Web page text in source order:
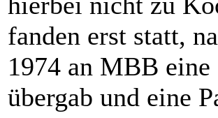
fanden erst statt,
1974 an MBB
übergab und eine